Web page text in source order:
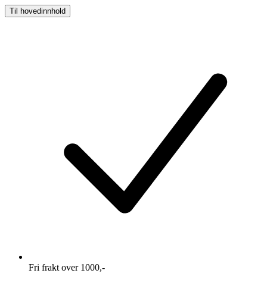
Til hovedinnhold
Fri frakt over 1000,-